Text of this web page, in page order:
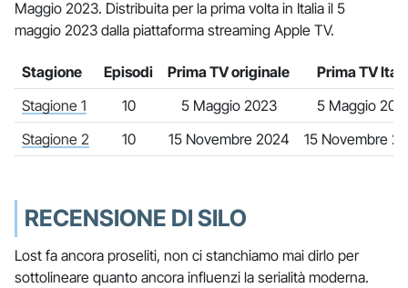
Maggio 2023. Distribuita per la prima volta in Italia il 5
maggio 2023 dalla piattaforma streaming Apple TV.
Stagione Episodi Prima TV originale
Prima TV
Stagione 1
10 5 Maggio 2023
5 Maggio
Stagione 2
10 15 Novembre 2024 15 Novembre
RECENSIONE DI SILO
Lost fa ancora proseliti, non ci stanchiamo mai dirlo per
sottolineare quanto ancora influenzi la serialità moderna.